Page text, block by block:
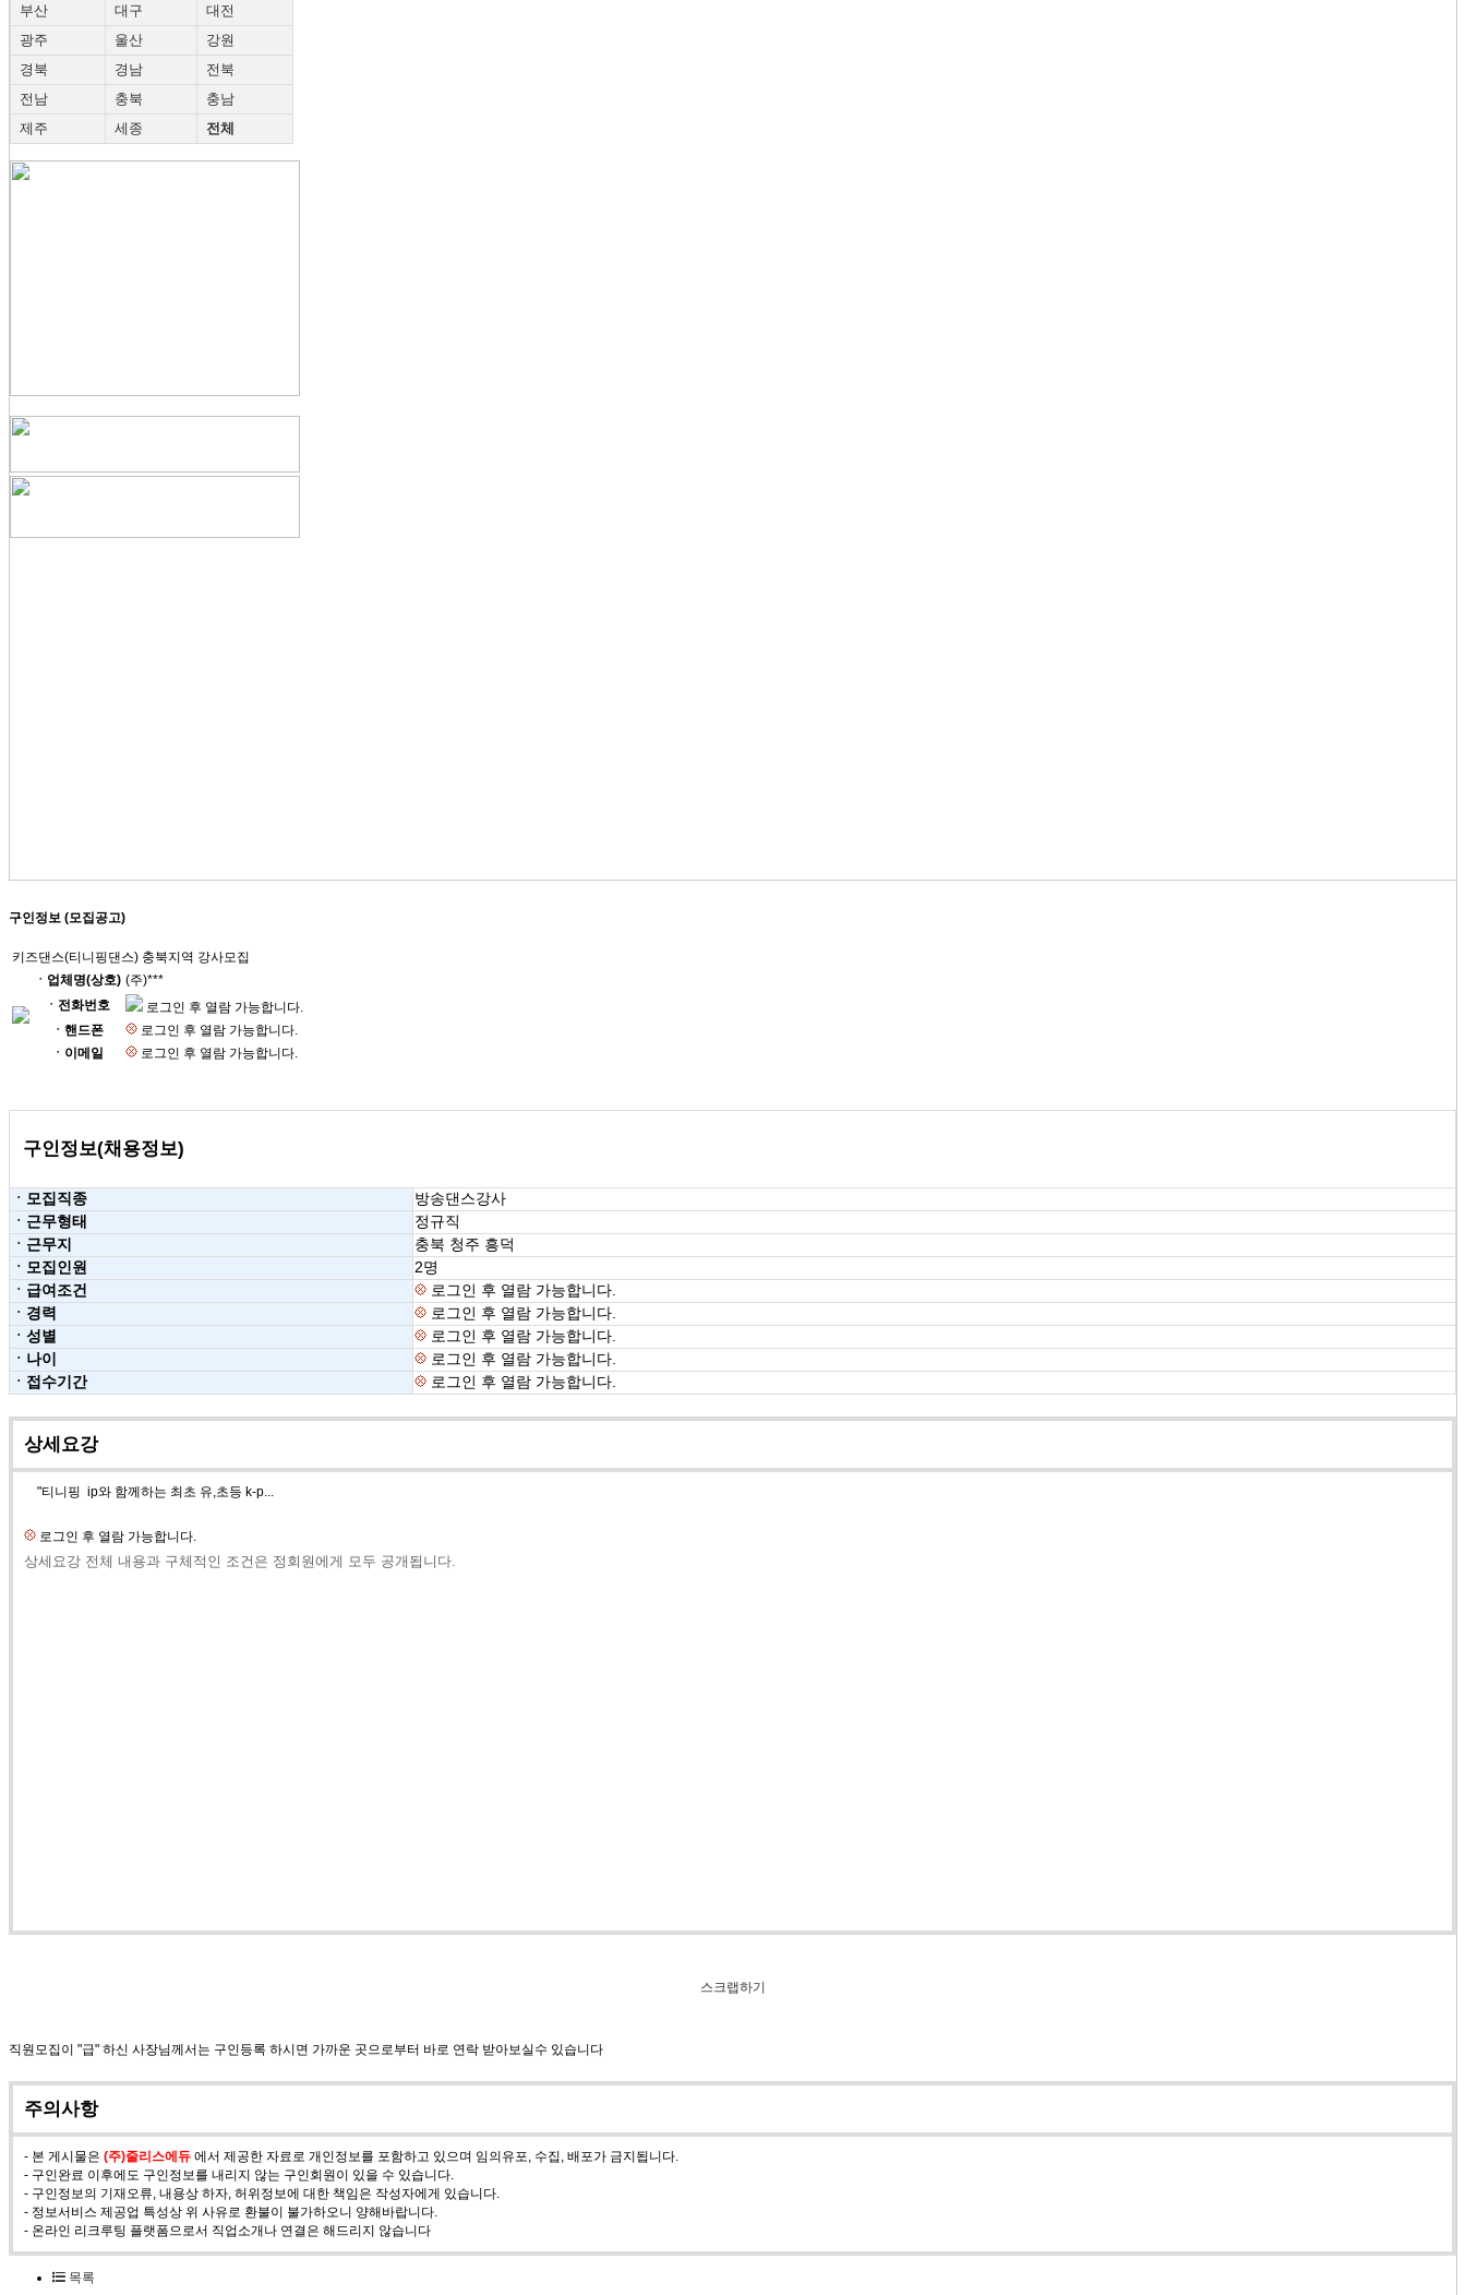
부산
대구
대전
광주
울산
강원
경북
경남
전북
전남
충북
충남
제주
세종 전체
구인정보 (모집공고)
키즈댄스(티니핑댄스) 충북지역 강사모집
ㆍ업체명(상호) (주)***
ㆍ전화번호
로그인 후 열람 가능합니다.
ㆍ핸드폰
로그인 후 열람 가능합니다.
ㆍ이메일
로그인 후 열람 가능합니다.
구인정보(채용정보)
ㆍ모집직종
방송댄스강사
ㆍ근무형태
정규직
ㆍ근무지
충북 청주 흥덕
ㆍ모집인원
2명
ㆍ급여조건
로그인 후 열람 가능합니다.
ㆍ경력
로그인 후 열람 가능합니다.
ㆍ성별
로그인 후 열람 가능합니다.
ㆍ나이
로그인 후 열람 가능합니다.
ㆍ접수기간
로그인 후 열람 가능합니다.
상세요강
"티니핑 ip와 함께하는 최초 유,초등 k-p...
로그인 후 열람 가능합니다.
상세요강 전체 내용과 구체적인 조건은 정회원에게 모두 공개됩니다.
스크랩하기
직원모집이 "급" 하신 사장님께서는 구인등록 하시면 가까운 곳으로부터 바로 연락 받아보실수 있습니다
주의사항
- 본 게시물은 (주)줄리스에듀 에서 제공한 자료로 개인정보를 포함하고 있으며 임의유포, 수집, 배포가 금지됩니다.
- 구인완료 이후에도 구인정보를 내리지 않는 구인회원이 있을 수 있습니다.
- 구인정보의 기재오류, 내용상 하자, 허위정보에 대한 책임은 작성자에게 있습니다.
- 정보서비스 제공업 특성상 위 사유로 환불이 불가하오니 양해바랍니다.
- 온라인 리크루팅 플랫폼으로서 직업소개나 연결은 해드리지 않습니다
목록